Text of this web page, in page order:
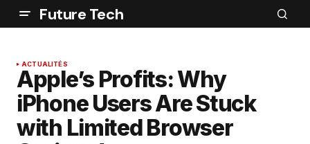
Future Tech
ACTUALITÉS
Apple’s Profits: Why
iPhone Users Are Stuck
with Limited Browser